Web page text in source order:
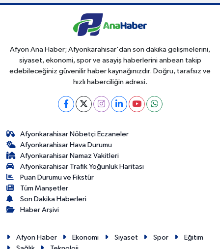
Afyon Ana Haber; Afyonkarahisar'dan son dakika gelişmelerini,
siyaset, ekonomi, spor ve asayiş haberlerini anbean takip
edebileceğiniz güvenilir haber kaynağınızdır. Doğru, tarafsız ve
hızlı haberciliğin adresi.
Afyonkarahisar Nöbetçi Eczaneler
Afyonkarahisar Hava Durumu
Afyonkarahisar Namaz Vakitleri
Afyonkarahisar Trafik Yoğunluk Haritası
Puan Durumu ve Fikstür
Tüm Manşetler
Son Dakika Haberleri
Haber Arşivi
Afyon Haber Ekonomi Siyaset Spor
Eğitim